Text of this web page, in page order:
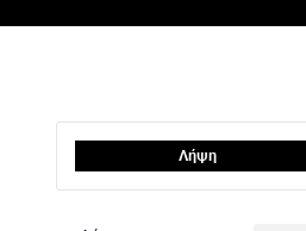
Λήψη